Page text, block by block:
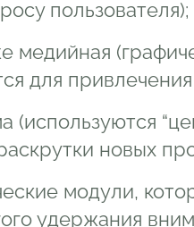
пользователя);
медийная
для
(используются
новых
модули,
удержания